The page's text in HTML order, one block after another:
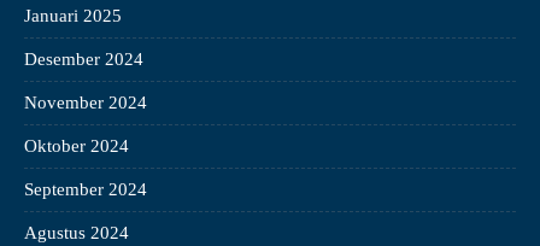
Januari 2025
Desember 2024
November 2024
Oktober 2024
September 2024
Agustus 2024